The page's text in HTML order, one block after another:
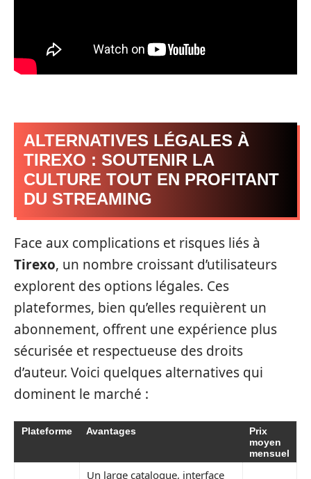
ALTERNATIVES LÉGALES À
TIREXO : SOUTENIR LA
CULTURE TOUT EN PROFITANT
DU STREAMING
Face aux complications et risques liés à
Tirexo, un nombre croissant d’utilisateurs
explorent des options légales. Ces
plateformes, bien qu’elles requièrent un
abonnement, offrent une expérience plus
sécurisée et respectueuse des droits
d’auteur. Voici quelques alternatives qui
dominent le marché :
Plateforme Avantages
Prix
moyen
mensuel
Un large catalogue, interface